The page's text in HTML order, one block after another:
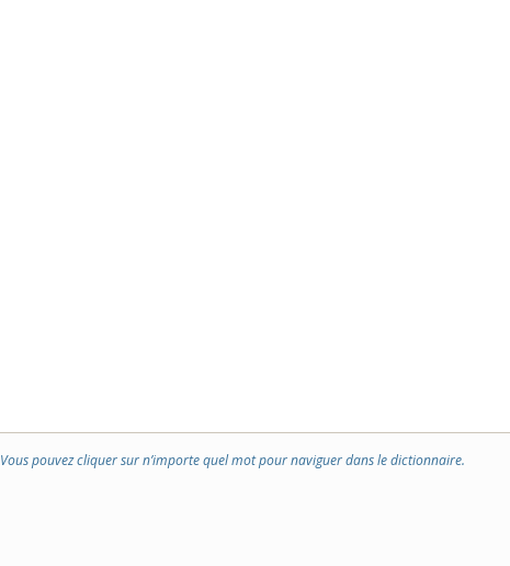
Vous pouvez cliquer sur n’importe quel mot pour naviguer dans le dictionnaire.